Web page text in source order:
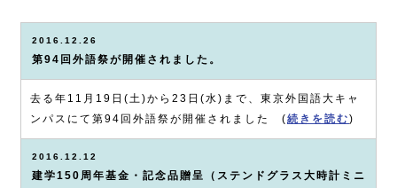
2016.12.26
第94回外語祭が開催されました。
去る年11月19日(土)から23日(水)まで、東京外国語大キャ
ンパスにて第94回外語祭が開催されました (続きを読む)
2016.12.12
建学150周年基金・記念品贈呈（ステンドグラス大時計ミニ